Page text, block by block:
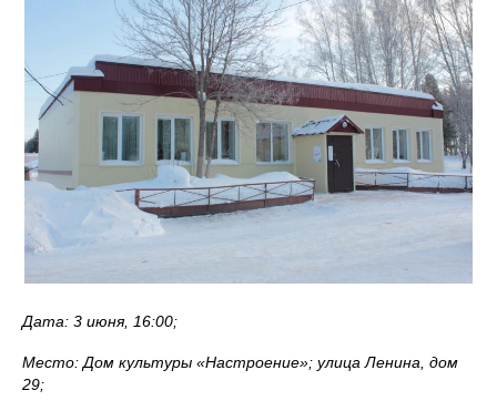
Дата: 3 июня, 16:00;
Место: Дом культуры «Настроение»; улица Ленина, дом
29;